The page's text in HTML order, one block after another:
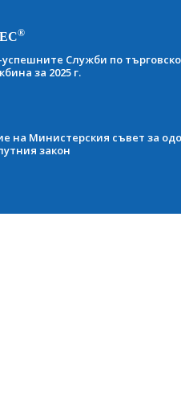
®
Служби по
за 2025 г.
на Министерския съвет за
закон